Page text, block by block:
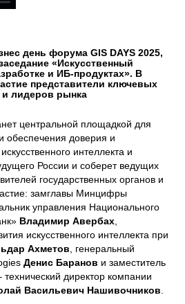
день форума GIS DAYS 2025,
«Искусственный
и ИБ-продуктах». В
представители ключевых
и лидеров рынка
центральной площадкой для
обеспечения доверия и
интеллекта и
России и соберет ведущих
государственных органов и
замглавы Минцифры
управления Национального
Владимир Авербах
искусственного интеллекта при
Ахметов , генеральный
Денис Баранов и заместитель
технический директор компании
Васильевич Нашивочников